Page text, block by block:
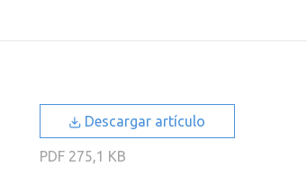
Descargar artículo
PDF275,1 KB